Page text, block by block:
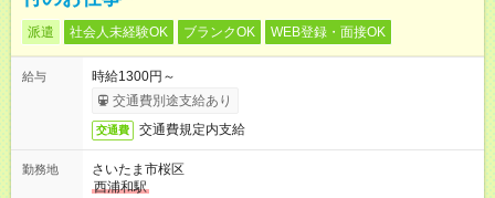
派遣 社会人未経験OK ブランクOK WEB登録・面接OK
給与
時給1300円～
交通費別途支給あり
交通費 交通費規定内支給
勤務地
さいたま市桜区
西浦和駅